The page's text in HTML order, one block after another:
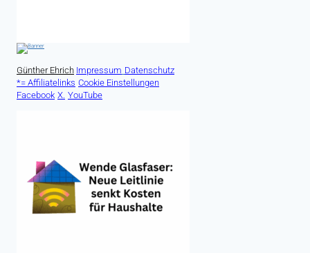
Günther Ehrich Impressum Datenschutz
*= Affiliatelinks Cookie Einstellungen
Facebook X. YouTube